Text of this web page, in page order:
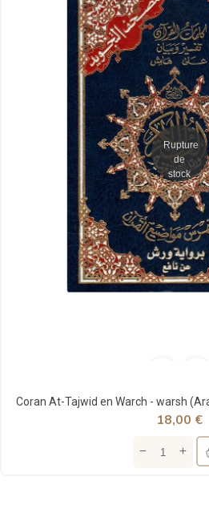
Rupture
de
stock
18,00 €